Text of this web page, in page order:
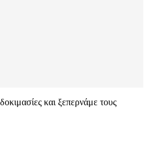
και ξεπερνάμε τους